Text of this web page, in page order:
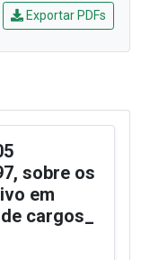
Exportar PDFs
sobre os
em
cargos_